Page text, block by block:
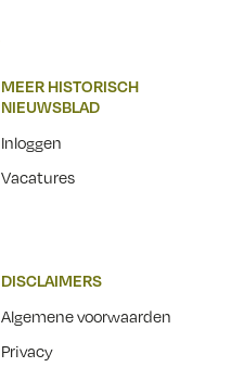
MEER HISTORISCH
NIEUWSBLAD
Inloggen
Vacatures
DISCLAIMERS
Algemene voorwaarden
Privacy